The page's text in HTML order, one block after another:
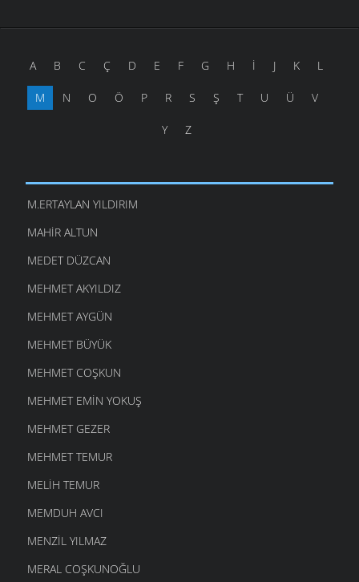
TIBET KILISESI
YAVUZKÖY SEYIR TEPESI 2020
CIHANGIR KALYONCU
A B C Ç D E F G H İ J K L
M N O Ö P R S Ş T U Ü V
Y Z
M.ERTAYLAN YILDIRIM
MAHIR ALTUN
MEDET DÜZCAN
MEHMET AKYILDIZ
MEHMET AYGÜN
MEHMET BÜYÜK
MEHMET COŞKUN
MEHMET EMIN YOKUŞ
MEHMET GEZER
MEHMET TEMUR
MELIH TEMUR
MEMDUH AVCI
MENZIL YILMAZ
MERAL COŞKUNOĞLU